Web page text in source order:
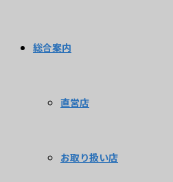
総合案内
直営店
お取り扱い店